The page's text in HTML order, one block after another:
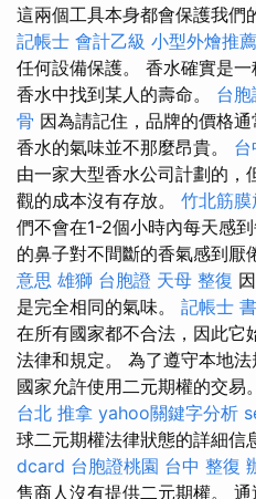
這兩個工具本身都會保護我們
記帳士 會計乙級 小型外燴推薦
任何設備保護。 香水確實是
香水中找到某人的壽命。 台
骨 因為請記住，品牌的價格
香水的氣味並不那麼昂貴。
由一家大型香水公司計劃的，
觀的成本沒有存放。 竹北筋膜
們不會在1-2個小時內每天感
的鼻子對不間斷的香氣感到厭
意思 雄獅 台胞證 天母 整復
是完全相同的氣味。 記帳士
在所有國家都不合法，因此它
法律和規定。 為了遵守本地
國家允許使用二元期權的交易
台北 推拿 yahoo關鍵字分析
球二元期權法律狀態的詳細信
dcard 台胞證桃園 台中 整復
售商人沒有提供二元期權。